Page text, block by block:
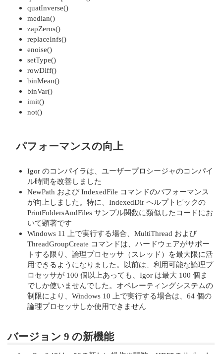
quatInverse()
median()
zapZeros()
replaceInfs()
enoise()
setType()
rowDiff()
binMean()
binVar()
imit()
not()
パフォーマンスの向上
Igor のコンパイラは、ユーザープロシージャのコンパイ
ル時間を改善しました
NewPath および IndexedFile コマンドのパフォーマンス
が向上しました。特に、IndexedDir ヘルプトピックの
PrintFoldersAndFiles サンプル関数に類似したコードにお
いて顕著です
Windows 11 上で実行する場合、MultiThread および
ThreadGroupCreate コマンドは、ハードウェアがサポー
トする限り、論理プロセッサ（スレッド）を最大限に活
用できるようになりました。以前は、利用可能な論理プ
ロセッサが 100 個以上あっても、Igor は最大 100 個ま
でしか使いませんでした。オペレーティングシステムの
制限により、Windows 10 上で実行する場合は、64 個の
論理プロセッサしか使用できません
バージョン 9 の新機能